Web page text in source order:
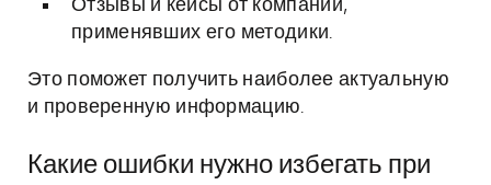
Отзывы и кейсы от компаний,
применявших его методики.
Это поможет получить наиболее актуальную
и проверенную информацию.
Какие ошибки нужно избегать при